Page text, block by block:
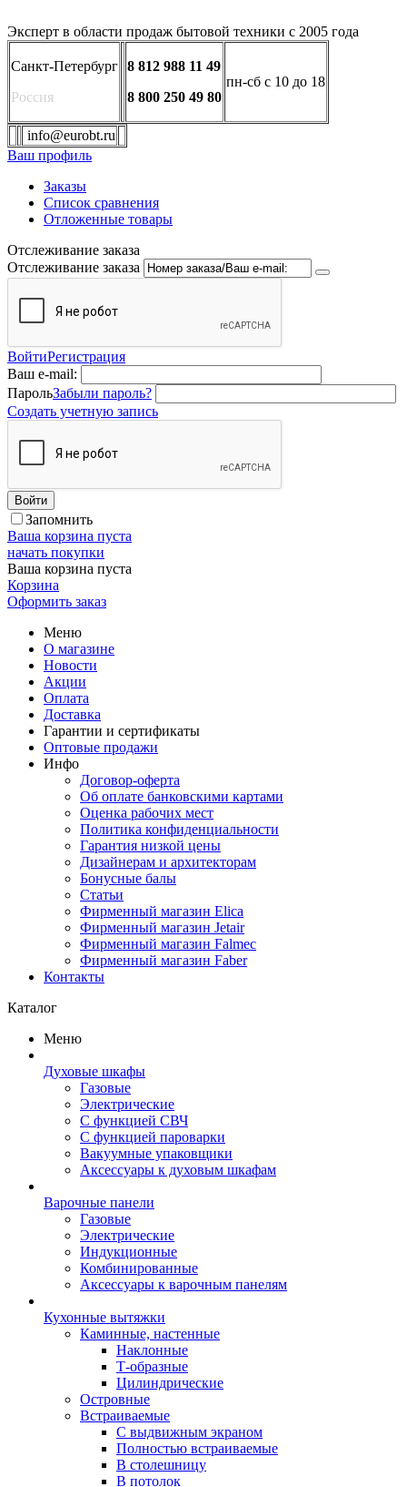
Эксперт в области продаж бытовой техники с 2005 года
Санкт-Петербург
Россия
8 812 988 11 49
8 800 250 49 80
пн-сб с 10 до 18
info@eurobt.ru
Ваш профиль
Заказы
Список сравнения
Отложенные товары
Отслеживание заказа
Отслеживание заказа
ВойтиРегистрация
Ваш e-mail:
ПарольЗабыли пароль?
Создать учетную запись
Войти
Запомнить
Ваша корзина пуста
начать покупки
Ваша корзина пуста
Корзина
Оформить заказ
Меню
О магазине
Новости
Акции
Оплата
Доставка
Гарантии и сертификаты
Оптовые продажи
Инфо
Договор-оферта
Об оплате банковскими картами
Оценка рабочих мест
Политика конфиденциальности
Гарантия низкой цены
Дизайнерам и архитекторам
Бонусные балы
Статьи
Фирменный магазин Elica
Фирменный магазин Jetair
Фирменный магазин Falmec
Фирменный магазин Faber
Контакты
Каталог
Меню
Духовые шкафы
Газовые
Электрические
С функцией СВЧ
С функцией пароварки
Вакуумные упаковщики
Аксессуары к духовым шкафам
Варочные панели
Газовые
Электрические
Индукционные
Комбинированные
Аксессуары к варочным панелям
Кухонные вытяжки
Каминные, настенные
Наклонные
Т-образные
Цилиндрические
Островные
Встраиваемые
С выдвижным экраном
Полностью встраиваемые
В столешницу
В потолок